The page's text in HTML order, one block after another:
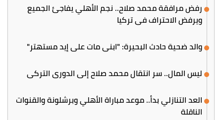
رفض مرافقة محمد صلاح.. نجم الأهلي يفاجئ الجميع
ويرفض الاحتراف في تركيا
والد ضحية حادث البحيرة: "ابني مات على إيد مستهتر"
ليس المال.. سر انتقال محمد صلاح إلى الدوري التركي
العد التنازلي بدأ.. موعد مباراة الأهلي وبرشلونة والقنوات
الناقلة